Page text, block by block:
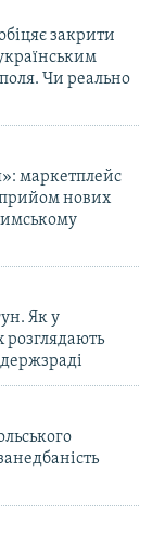
закрити
Чи реально
маркетплейс
нових
Як у
розглядають